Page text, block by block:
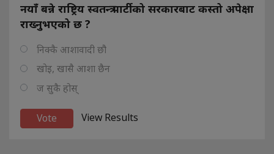
नयाँ बन्ने राष्ट्रिय स्वतन्त्र पार्टीको सरकारबाट कस्तो अपेक्षा
राख्नुभएको छ ?
निक्कै आशावादी छौ
खोइ, खासै आशा छैन
ज सुकै होस्
View Results